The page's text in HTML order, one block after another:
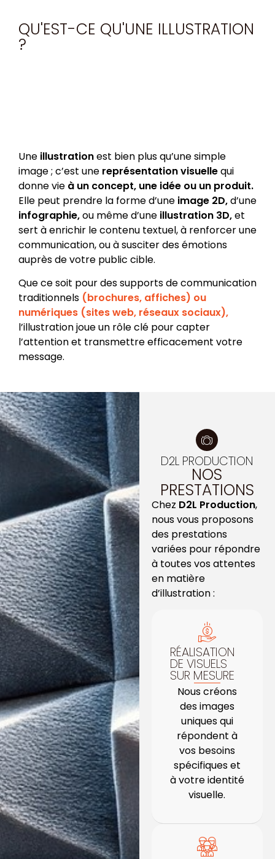
QU'EST-CE QU'UNE ILLUSTRATION
?
Une illustrationest bien plus qu’une simple
image ; c’est une représentation visuellequi
donne vie à un concept, une idée ou un produit.
Elle peut prendre la forme d’une image 2D,d’une
infographie,ou même d’une illustration 3D,et
sert à enrichir le contenu textuel, à renforcer une
communication, ou à susciter des émotions
auprès de votre public cible.
Que ce soit pour des supports de communication
traditionnels (brochures, affiches) ou
numériques (sites web, réseaux sociaux),
l’illustration joue un rôle clé pour capter
l’attention et transmettre efficacement votre
message.
D2L PRODUCTION
NOS
PRESTATIONS
Chez D2L Production,
nous vous proposons
des prestations
variées pour répondre
à toutes vos attentes
en matière
d’illustration :
RÉALISATION
DE VISUELS
SUR MESURE
Nous créons
des images
uniques qui
répondent à
vos besoins
spécifiques et
à votre identité
visuelle.